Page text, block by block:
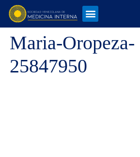
Maria-Oropeza-
25847950